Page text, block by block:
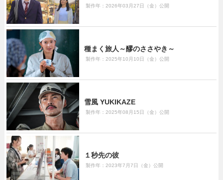
製作年：2026年03月27日（金）公開
種まく旅人～醪のささやき～
製作年：2025年10月10日（金）公開
雪風 YUKIKAZE
製作年：2025年08月15日（金）公開
１秒先の彼
製作年：2023年7月7日（金）公開